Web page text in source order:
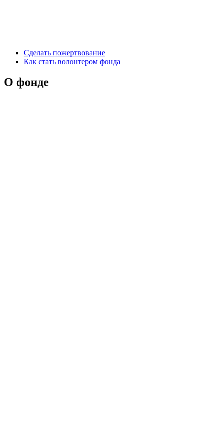
Сделать пожертвование
Как стать волонтером фонда
О фонде